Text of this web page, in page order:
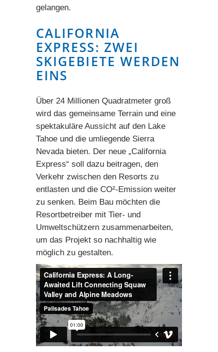
gelangen.
CALIFORNIA
EXPRESS: ZWEI
SKIGEBIETE WERDEN
EINS
Über 24 Millionen Quadratmeter groß
wird das gemeinsame Terrain und eine
spektakuläre Aussicht auf den Lake
Tahoe und die umliegende Sierra
Nevada bieten. Der neue „California
Express“ soll dazu beitragen, den
Verkehr zwischen den Resorts zu
entlasten und die CO²-Emission weiter
zu senken. Beim Bau möchten die
Resortbetreiber mit Tier- und
Umweltschützern zusammenarbeiten,
um das Projekt so nachhaltig wie
möglich zu gestalten.